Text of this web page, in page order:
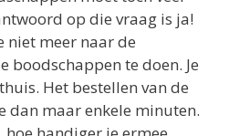
op die vraag is ja!
niet meer naar de
boodschappen te doen. Je
Het bestellen van de
dan maar enkele minuten.